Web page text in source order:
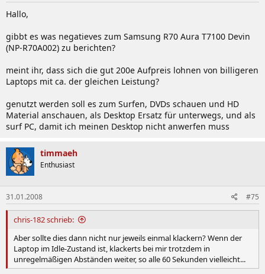
Hallo,
gibbt es was negatieves zum Samsung R70 Aura T7100 Devin
(NP-R70A002) zu berichten?
meint ihr, dass sich die gut 200e Aufpreis lohnen von billigeren
Laptops mit ca. der gleichen Leistung?
genutzt werden soll es zum Surfen, DVDs schauen und HD
Material anschauen, als Desktop Ersatz für unterwegs, und als
surf PC, damit ich meinen Desktop nicht anwerfen muss
timmaeh
Enthusiast
31.01.2008 #75
chris-182 schrieb:
Aber sollte dies dann nicht nur jeweils einmal klackern? Wenn der
Laptop im Idle-Zustand ist, klackerts bei mir trotzdem in
unregelmäßigen Abständen weiter, so alle 60 Sekunden vielleicht...